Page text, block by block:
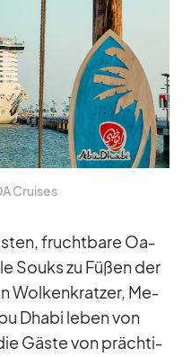
Crui­ses
frucht­bare Oa­
Souks zu Fü­ßen der
Wol­ken­krat­zer, Me­
Dhabi le­ben von
Gäste von präch­ti­